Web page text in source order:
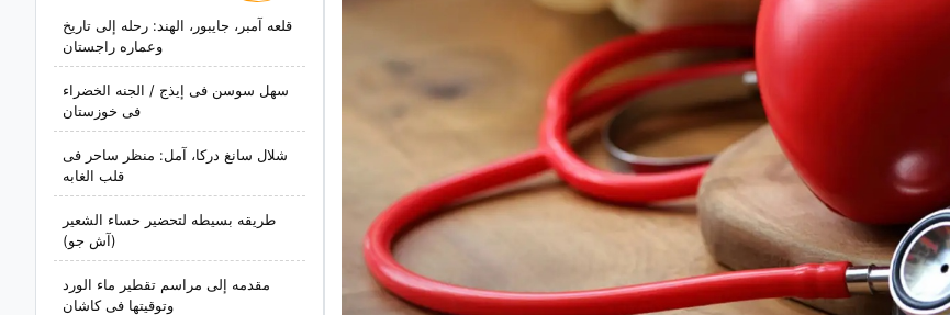
قلعه آمبر، جایبور، الهند: رحله إلى تاریخ
وعماره راجستان
سهل سوسن فی إیذج / الجنه الخضراء
فی خوزستان
شلال سانغ درکا، آمل: منظر ساحر فی
قلب الغابه
طریقه بسیطه لتحضیر حساء الشعیر
(آش جو)
مقدمه إلى مراسم تقطیر ماء الورد
وتوقیتها فی کاشان